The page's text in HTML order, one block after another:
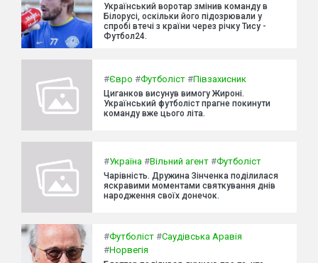
Український воротар змінив команду в
Білорусі, оскільки його підозрювали у
спробі втечі з країни через річку Тису -
Футбол24.
#Євро #Футболіст #Півзахисник
Циганков висунув вимогу Жироні.
Український футболіст прагне покинути
команду вже цього літа.
#Україна #Вільний агент #Футболіст
Чарівність. Дружина Зінченка поділилася
яскравими моментами святкування днів
народження своїх донечок.
#Футболіст #Саудівська Аравія
#Норвегія